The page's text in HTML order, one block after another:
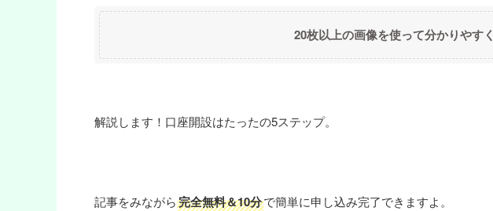
20枚以上の画像を使って分かりやすく
解説します！口座開設はたったの5ステップ。
記事をみながら完全無料＆10分で簡単に申し込み完了できますよ。